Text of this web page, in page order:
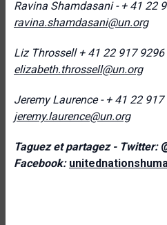
Ravina Shamdasani - + 41 22
ravina.shamdasani@un.org
Liz Throssell+ 41 22 917
elizabeth.throssell@un.org
Jeremy Laurence - + 41 22
jeremy.laurence@un.org
Taguez et partagez - Twitter:
Facebook: